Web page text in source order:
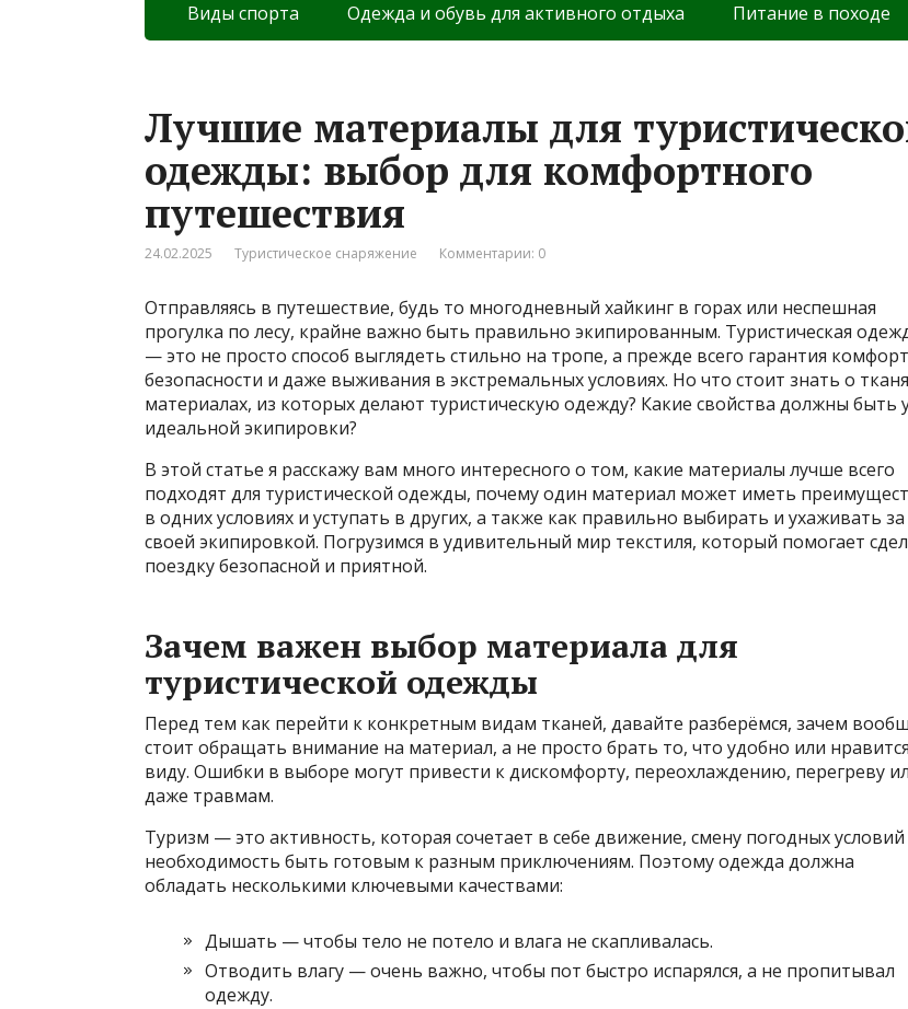
Виды спорта Одежда и обувь для активного отдыха Питание в походе
Лучшие материалы для
одежды: выбор для комфортного
путешествия
24.02.2025 Туристическое снаряжение Комментарии: 0
Отправляясь в путешествие, будь то многодневный хайкинг в горах или неспешная
прогулка по лесу, крайне важно быть правильно экипированным. Туристическая
— это не просто способ выглядеть стильно на тропе, а прежде всего гарантия
безопасности и даже выживания в экстремальных условиях. Но что стоит знать о
материалах, из которых делают туристическую одежду? Какие свойства должны быть
идеальной экипировки?
В этой статье я расскажу вам много интересного о том, какие материалы лучше всего
подходят для туристической одежды, почему один материал может иметь
в одних условиях и уступать в других, а также как правильно выбирать и ухаживать за
своей экипировкой. Погрузимся в удивительный мир текстиля, который помогает
поездку безопасной и приятной.
Зачем важен выбор материала для
туристической одежды
Перед тем как перейти к конкретным видам тканей, давайте разберёмся, зачем
стоит обращать внимание на материал, а не просто брать то, что удобно или
виду. Ошибки в выборе могут привести к дискомфорту, переохлаждению, перегреву
даже травмам.
Туризм — это активность, которая сочетает в себе движение, смену погодных условий
необходимость быть готовым к разным приключениям. Поэтому одежда должна
обладать несколькими ключевыми качествами:
Дышать — чтобы тело не потело и влага не скапливалась.
Отводить влагу — очень важно, чтобы пот быстро испарялся, а не пропитывал
одежду.